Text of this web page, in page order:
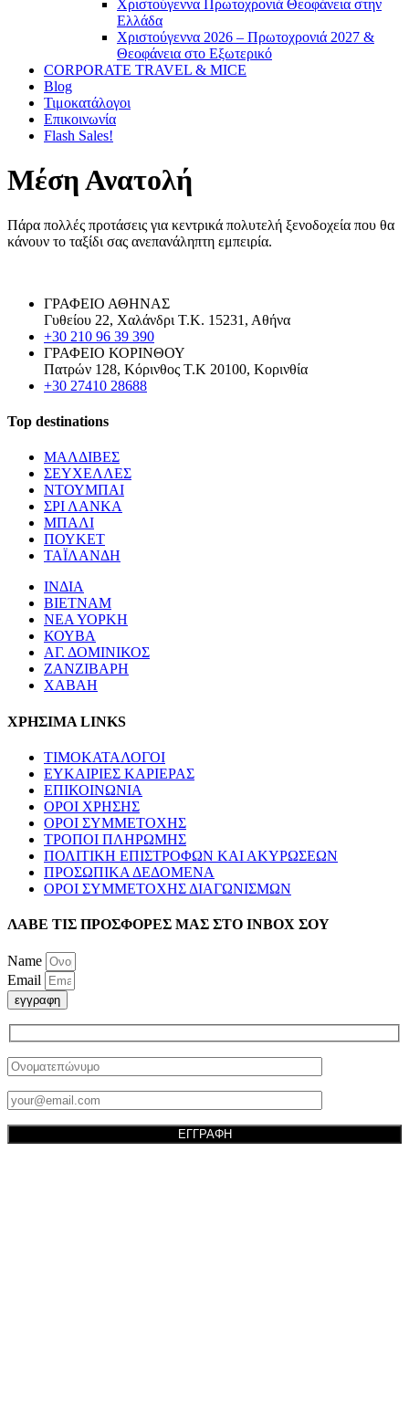
Χριστούγεννα Πρωτοχρονιά Θεοφάνεια στην
Ελλάδα
Χριστούγεννα 2026 – Πρωτοχρονιά 2027 &
Θεοφάνεια στο Εξωτερικό
CORPORATE TRAVEL & MICE
Blog
Τιμοκατάλογοι
Επικοινωνία
Flash Sales!
Μέση Ανατολή
Πάρα πολλές προτάσεις για κεντρικά πολυτελή ξενοδοχεία που θα
κάνουν το ταξίδι σας ανεπανάληπτη εμπειρία.
ΓΡΑΦΕΙΟ ΑΘΗΝΑΣ
Γυθείου 22, Χαλάνδρι Τ.Κ. 15231, Αθήνα
+30 210 96 39 390
ΓΡΑΦΕΙΟ ΚΟΡΙΝΘΟΥ
Πατρών 128, Κόρινθος Τ.Κ 20100, Κορινθία
+30 27410 28688
Top destinations
ΜΑΛΔΙΒΕΣ
ΣΕΥΧΕΛΛΕΣ
ΝΤΟΥΜΠΑΙ
ΣΡΙ ΛΑΝΚΑ
ΜΠΑΛΙ
ΠΟΥΚΕΤ
ΤΑΪΛΑΝΔΗ
ΙΝΔΙΑ
ΒΙΕΤΝΑΜ
ΝΕΑ ΥΟΡΚΗ
ΚΟΥΒΑ
ΑΓ. ΔΟΜΙΝΙΚΟΣ
ΖΑΝΖΙΒΑΡΗ
ΧΑΒΑΗ
ΧΡΗΣΙΜΑ LINKS
ΤΙΜΟΚΑΤΑΛΟΓΟΙ
ΕΥΚΑΙΡΙΕΣ ΚΑΡΙΕΡΑΣ
ΕΠΙΚΟΙΝΩΝΙΑ
ΟΡΟΙ ΧΡΗΣΗΣ
ΟΡΟΙ ΣΥΜΜΕΤΟΧΗΣ
ΤΡΟΠΟΙ ΠΛΗΡΩΜΗΣ
ΠΟΛΙΤΙΚΗ ΕΠΙΣΤΡΟΦΩΝ ΚΑΙ ΑΚΥΡΩΣΕΩΝ
ΠΡΟΣΩΠΙΚΑ ΔΕΔΟΜΕΝΑ
ΟΡΟΙ ΣΥΜΜΕΤΟΧΗΣ ΔΙΑΓΩΝΙΣΜΩΝ
ΛΑΒΕ ΤΙΣ ΠΡΟΣΦΟΡΕΣ ΜΑΣ ΣΤΟ ΙΝΒΟΧ ΣΟΥ
Name
Email
εγγραφη